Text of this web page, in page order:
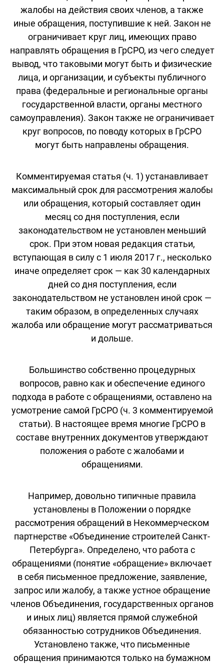
жалобы на действия своих членов, а также
иные обращения, поступившие к ней. Закон не
ограничивает круг лиц, имеющих право
направлять обращения в ГрСРО, из чего следует
вывод, что таковыми могут быть и физические
лица, и организации, и субъекты публичного
права (федеральные и региональные органы
государственной власти, органы местного
самоуправления). Закон также не ограничивает
круг вопросов, по поводу которых в ГрСРО
могут быть направлены обращения.
Комментируемая статья (ч. 1) устанавливает
максимальный срок для рассмотрения жалобы
или обращения, который составляет один
месяц со дня поступления, если
законодательством не установлен меньший
срок. При этом новая редакция статьи,
вступающая в силу с 1 июля 2017 г., несколько
иначе определяет срок — как 30 календарных
дней со дня поступления, если
законодательством не установлен иной срок —
таким образом, в определенных случаях
жалоба или обращение могут рассматриваться
и дольше.
Большинство собственно процедурных
вопросов, равно как и обеспечение единого
подхода в работе с обращениями, оставлено на
усмотрение самой ГрСРО (ч. 3 комментируемой
статьи). В настоящее время многие ГрСРО в
составе внутренних документов утверждают
положения о работе с жалобами и
обращениями.
Например, довольно типичные правила
установлены в Положении о порядке
рассмотрения обращений в Некоммерческом
партнерстве «Объединение строителей Санкт-
Петербурга». Определено, что работа с
обращениями (понятие «обращение» включает
в себя письменное предложение, заявление,
запрос или жалобу, а также устное обращение
членов Объединения, государственных органов
и иных лиц) является прямой служебной
обязанностью сотрудников Объединения.
Установлено также, что письменные
обращения принимаются только на бумажном